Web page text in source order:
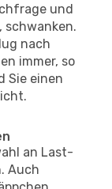
und
nach
immer, so
Sie einen
an Last-
Auch